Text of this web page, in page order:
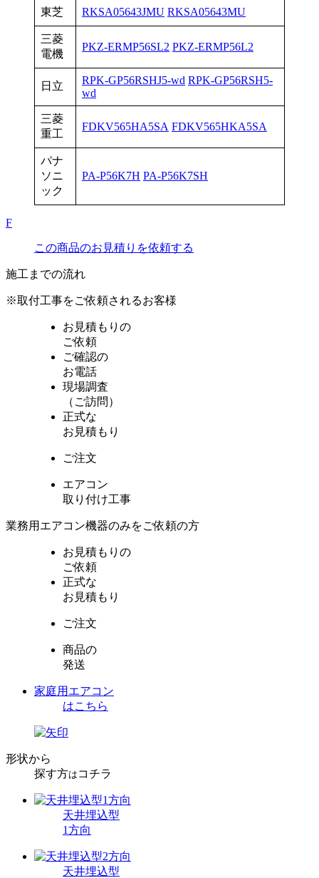
東芝 RKSA05643JMU RKSA05643MU
三菱
電機
PKZ-ERMP56SL2 PKZ-ERMP56L2
日立 RPK-GP56RSHJ5-wd RPK-GP56RSH5-
wd
三菱
重工
FDKV565HA5SA FDKV565HKA5SA
パナ
ソニ
ック
PA-P56K7H PA-P56K7SH
F
この商品のお見積りを依頼する
施工までの流れ
※取付工事をご依頼されるお客様
お見積もりの
ご依頼
ご確認の
お電話
現場調査
（ご訪問）
正式な
お見積もり
ご注文
エアコン
取り付け工事
業務用エアコン機器のみをご依頼の方
お見積もりの
ご依頼
正式な
お見積もり
ご注文
商品の
発送
家庭用エアコン
はこちら
形状から
探す方は コチラ
天井埋込型
1方向
天井埋込型